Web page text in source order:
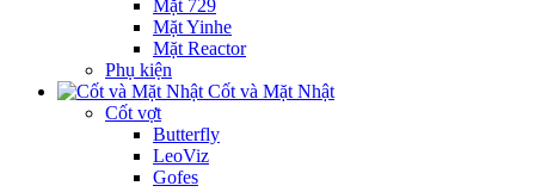
Mặt 729
Mặt Yinhe
Mặt Reactor
Phụ kiện
Cốt và Mặt Nhật
Cốt vợt
Butterfly
LeoViz
Gofes